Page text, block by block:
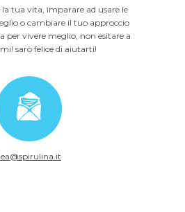
tua vita, imparare ad usare le
o cambiare il tuo approccio
per vivere meglio, non esitare a
sarò felice di aiutarti!